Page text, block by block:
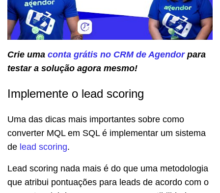
Crie uma conta grátis no CRM de Agendorpara
testar a solução agora mesmo!
Implemente o lead scoring
Uma das dicas mais importantes sobre como
converter MQL em SQL é implementar um sistema
de lead scoring.
Lead scoring nada mais é do que uma metodologia
que atribui pontuações para leads de acordo com o